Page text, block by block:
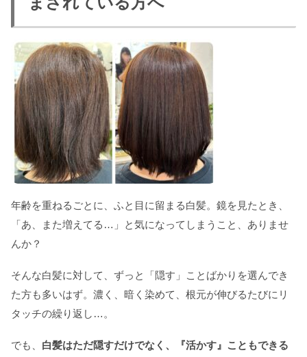
年齢を重ねるごとに、ふと目に留まる白髪。鏡を見たとき、
「あ、また増えてる…」と気になってしまうこと、ありませ
んか？
そんな白髪に対して、ずっと「隠す」ことばかりを選んでき
た方も多いはず。濃く、暗く染めて、根元が伸びるたびにリ
タッチの繰り返し…。
でも、 白髪はただ隠すだけでなく、『活かす』こともできる